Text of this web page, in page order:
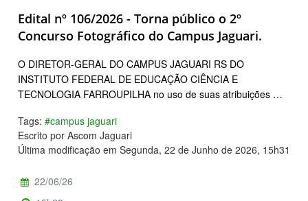
Edital nº 106/2026 - Torna público o 2º
Concurso Fotográfico do Campus Jaguari.
O DIRETOR-GERAL DO CAMPUS JAGUARI RS DO
INSTITUTO FEDERAL DE EDUCAÇÃO CIÊNCIA E
TECNOLOGIA FARROUPILHA no uso de suas atribuições …
Tags: #campus jaguari
Escrito por Ascom Jaguari
Última modificação em Segunda, 22 de Junho de 2026, 15h31
22/06/26